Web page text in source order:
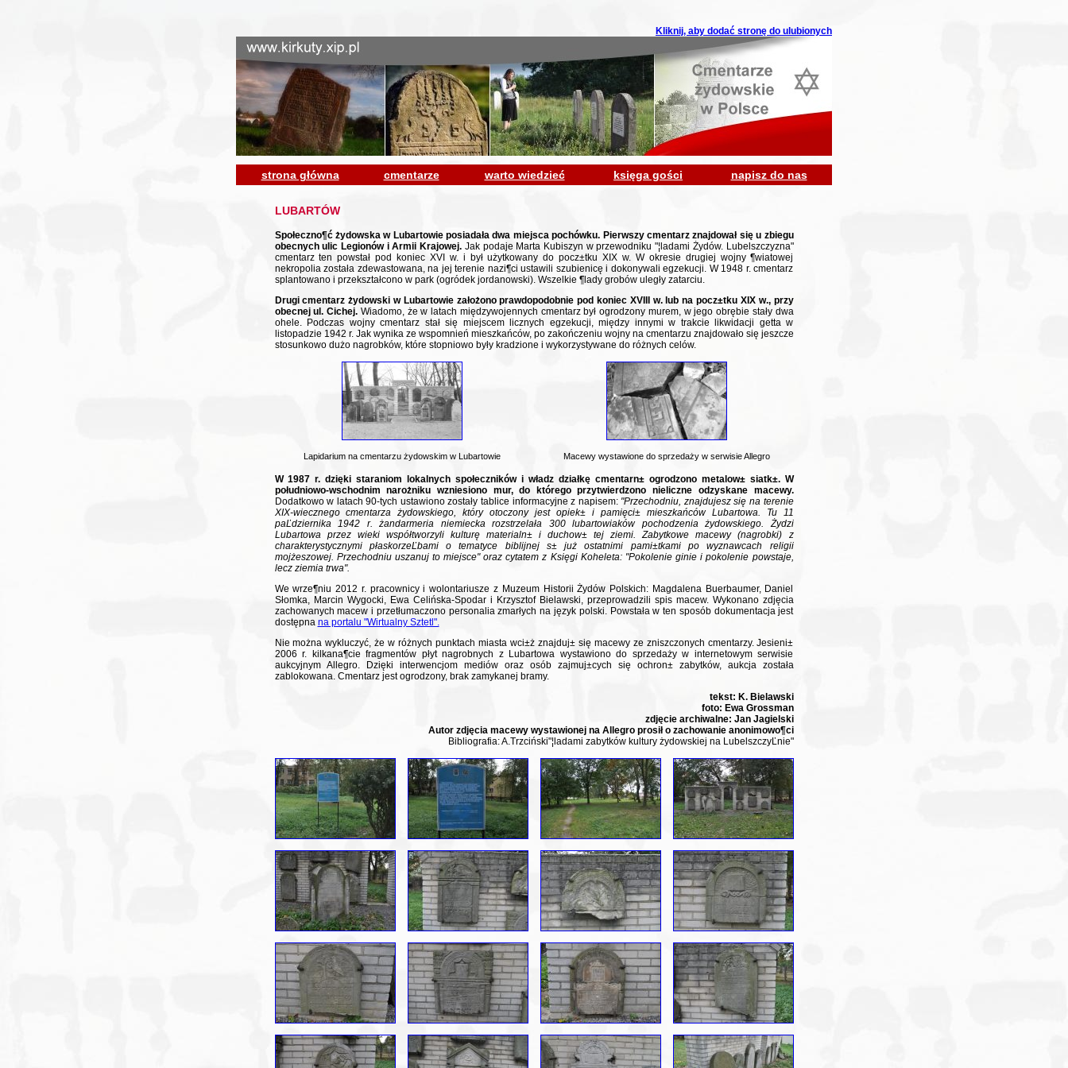
Kliknij, aby dodać stronę do ulubionych
strona główna cmentarze warto wiedzieć księga gości napisz do nas
LUBARTÓW
Społeczno¶ć żydowska w Lubartowie posiadała dwa miejsca pochówku. Pierwszy cmentarz znajdował się u zbiegu
obecnych ulic Legionów i Armii Krajowej. Jak podaje Marta Kubiszyn w przewodniku "¦ladami Żydów. Lubelszczyzna"
cmentarz ten powstał pod koniec XVI w. i był użytkowany do pocz±tku XIX w. W okresie drugiej wojny ¶wiatowej
nekropolia została zdewastowana, na jej terenie nazi¶ci ustawili szubienicę i dokonywali egzekucji. W 1948 r. cmentarz
splantowano i przekształcono w park (ogródek jordanowski). Wszelkie ¶lady grobów uległy zatarciu.
Drugi cmentarz żydowski w Lubartowie założono prawdopodobnie pod koniec XVIII w. lub na pocz±tku XIX w., przy
obecnej ul. Cichej. Wiadomo, że w latach międzywojennych cmentarz był ogrodzony murem, w jego obrębie stały dwa
ohele. Podczas wojny cmentarz stał się miejscem licznych egzekucji, między innymi w trakcie likwidacji getta w
listopadzie 1942 r. Jak wynika ze wspomnień mieszkańców, po zakończeniu wojny na cmentarzu znajdowało się jeszcze
stosunkowo dużo nagrobków, które stopniowo były kradzione i wykorzystywane do różnych celów.
Lapidarium na cmentarzu żydowskim w Lubartowie Macewy wystawione do sprzedaży w serwisie Allegro
W 1987 r. dzięki staraniom lokalnych społeczników i władz działkę cmentarn± ogrodzono metalow± siatk±. W
południowo-wschodnim narożniku wzniesiono mur, do którego przytwierdzono nieliczne odzyskane macewy.
Dodatkowo w latach 90-tych ustawiono zostały tablice informacyjne z napisem: "Przechodniu, znajdujesz się na terenie
XIX-wiecznego cmentarza żydowskiego, który otoczony jest opiek± i pamięci± mieszkańców Lubartowa. Tu 11
paĽdziernika 1942 r. żandarmeria niemiecka rozstrzelała 300 lubartowiaków pochodzenia żydowskiego. Żydzi
Lubartowa przez wieki współtworzyli kulturę materialn± i duchow± tej ziemi. Zabytkowe macewy (nagrobki) z
charakterystycznymi płaskorzeĽbami o tematyce biblijnej s± już ostatnimi pami±tkami po wyznawcach religii
mojżeszowej. Przechodniu uszanuj to miejsce" oraz cytatem z Księgi Koheleta: "Pokolenie ginie i pokolenie powstaje,
lecz ziemia trwa".
We wrze¶niu 2012 r. pracownicy i wolontariusze z Muzeum Historii Żydów Polskich: Magdalena Buerbaumer, Daniel
Słomka, Marcin Wygocki, Ewa Celińska-Spodar i Krzysztof Bielawski, przeprowadzili spis macew. Wykonano zdjęcia
zachowanych macew i przetłumaczono personalia zmarłych na język polski. Powstała w ten sposób dokumentacja jest
dostępna na portalu "Wirtualny Sztetl".
Nie można wykluczyć, że w różnych punktach miasta wci±ż znajduj± się macewy ze zniszczonych cmentarzy. Jesieni±
2006 r. kilkana¶cie fragmentów płyt nagrobnych z Lubartowa wystawiono do sprzedaży w internetowym serwisie
aukcyjnym Allegro. Dzięki interwencjom mediów oraz osób zajmuj±cych się ochron± zabytków, aukcja została
zablokowana. Cmentarz jest ogrodzony, brak zamykanej bramy.
tekst: K. Bielawski
foto: Ewa Grossman
zdjęcie archiwalne: Jan Jagielski
Autor zdjęcia macewy wystawionej na Allegro prosił o zachowanie anonimowo¶ci
Bibliografia: A.Trzciński"¦ladami zabytków kultury żydowskiej na LubelszczyĽnie"